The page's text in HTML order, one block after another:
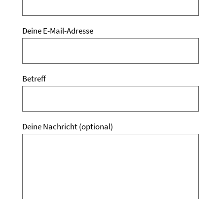
Deine E-Mail-Adresse
Betreff
Deine Nachricht (optional)